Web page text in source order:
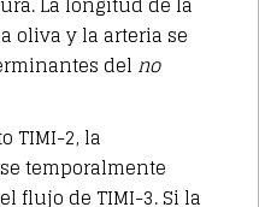
oliva y la arteria se
del no
TIMI-2, la
temporalmente
flujo de TIMI-3. Si la